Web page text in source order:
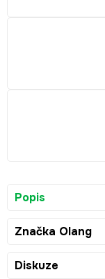
Popis
Značka Olang
Diskuze